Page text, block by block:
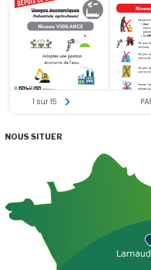
NOUS SITUER